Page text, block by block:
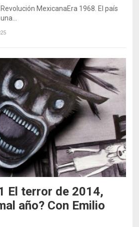
MexicanaEra 1968. El país
El terror de 2014,
año? Con Emilio